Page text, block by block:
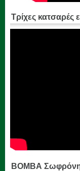
Τρίχες κατσαρές
ΒΟΜΒΑ Σωφρόνη: